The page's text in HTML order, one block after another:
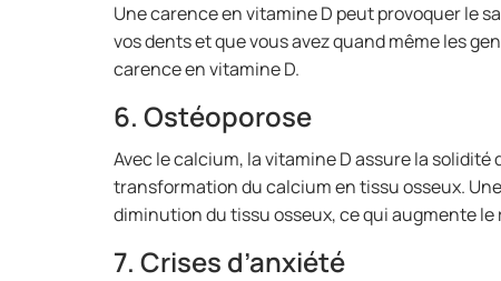
Une carence en vitamine D peut provoquer le
vos dents et que vous avez quand même les
carence en vitamine D.
6. Ostéoporose
Avec le calcium, la vitamine D assure la solidité
transformation du calcium en tissu osseux.
diminution du tissu osseux, ce qui augmente le
7. Crises d’anxiété